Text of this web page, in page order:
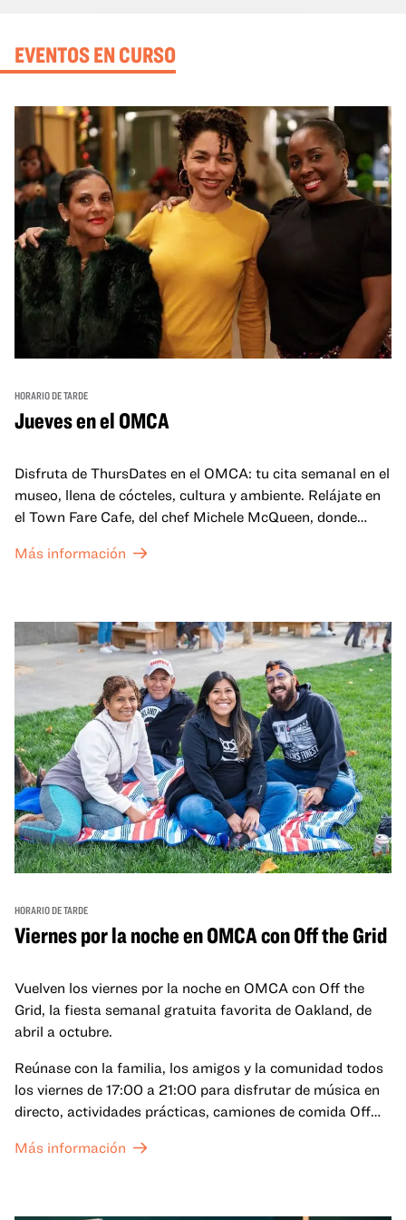
EVENTOS EN CURSO
HORARIO DE TARDE
Jueves en el OMCA
Disfruta de ThursDates en el OMCA: tu cita semanal en el
museo, llena de cócteles, cultura y ambiente. Relájate en
el Town Fare Cafe, del chef Michele McQueen, donde
fondo, o explora las galerías, que cobran vida por la noche
adultos!
Más información
HORARIO DE TARDE
Viernes por la noche en OMCA con Off the Grid
Vuelven los viernes por la noche en OMCA con Off the
Grid, la fiesta semanal gratuita favorita de Oakland, de
abril a octubre.
Reúnase con la familia, los amigos y la comunidad todos
los viernes de 17:00 a 21:00 para disfrutar de música en
directo, actividades prácticas, camiones de comida Off
exposiciones especiales, con una
Más información